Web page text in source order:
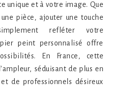
unique et à votre image. Que
pièce, ajouter une touche
refléter votre
peint personnalisé offre
En France, cette
séduisant de plus en
de professionnels désireux